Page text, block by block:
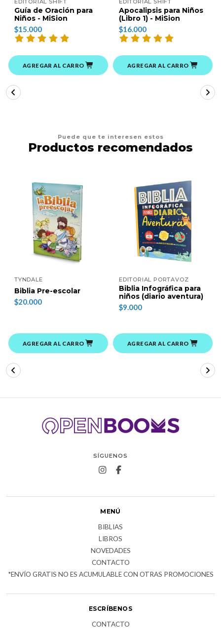
EDITORIAL SHIFT
Guía de Oración para
Niños - MiSion
$15.000
AGREGAR AL CARRO
EDITORIAL SHIFT
Apocalipsis para Niños
(Libro 1) - MiSion
$16.000
AGREGAR AL CARRO
Puede que te interesen estos
Productos recomendados
TYNDALE
Biblia Pre-escolar
$20.000
AGREGAR AL CARRO
EDITORIAL PORTAVOZ
Biblia Infográfica para
niños (diario aventura)
$9.000
AGREGAR AL CARRO
SÍGUENOS
MENÚ
BIBLIAS
LIBROS
NOVEDADES
CONTACTO
*ENVÍO GRATIS NO ES ACUMULABLE CON OTRAS PROMOCIONES
ESCRÍBENOS
CONTACTO